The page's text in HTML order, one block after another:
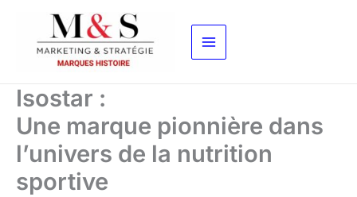
contenu
Isostar :
Une marque pionnière dans
l’univers de la nutrition
sportive